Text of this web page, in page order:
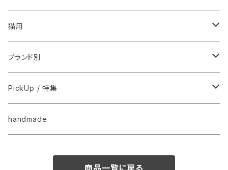
フードおやつ
用品
猫用
フードおやつ
用品
ブランド別
Anima Strath
Animal Essentials
PickUp / 特集
換毛期におすすめ
handmade
商品一覧に戻る